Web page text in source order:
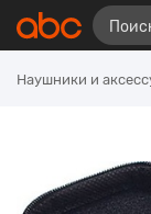
Наушники и